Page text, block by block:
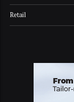
Retail